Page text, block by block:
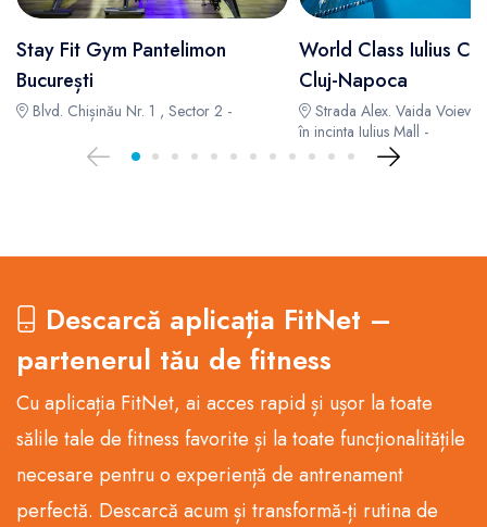
Stay Fit Gym Pantelimon
București
Blvd. Chișinău Nr. 1 , Sector 2 -
World Class Iulius
Cluj-Napoca
Strada Alex. Vaida
în incinta Iulius Mall -
Descarcă aplicația FitNet –
partenerul tău de fitness
Cu aplicația FitNet, ai acces rapid și ușor la toate
sălile tale de fitness favorite și la toate funcționalitățile
necesare pentru o experiență de antrenament
perfectă. Descarcă acum și transformă-ți rutina de